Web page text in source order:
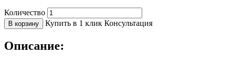
Количество
В корзину Купить в 1 клик Консультация
Описание: